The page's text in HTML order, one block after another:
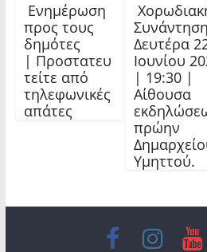
Ενημέρωση
προς τους
δημότες
| Προστατευ
τείτε από
τηλεφωνικές
απάτες
Δευτέρα
Ιουνίου
| 19:30 |
Αίθουσα
πρώην
Υμηττού.